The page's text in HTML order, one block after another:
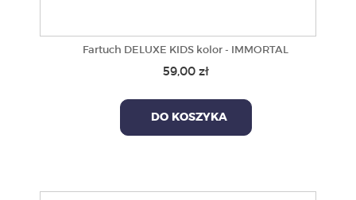
Fartuch DELUXE KIDS kolor - IMMORTAL
59,00 zł
DO KOSZYKA